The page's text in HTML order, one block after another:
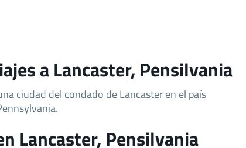
a Lancaster, Pensilvania
ciudad del condado de Lancaster en el país
Lancaster, Pensilvania